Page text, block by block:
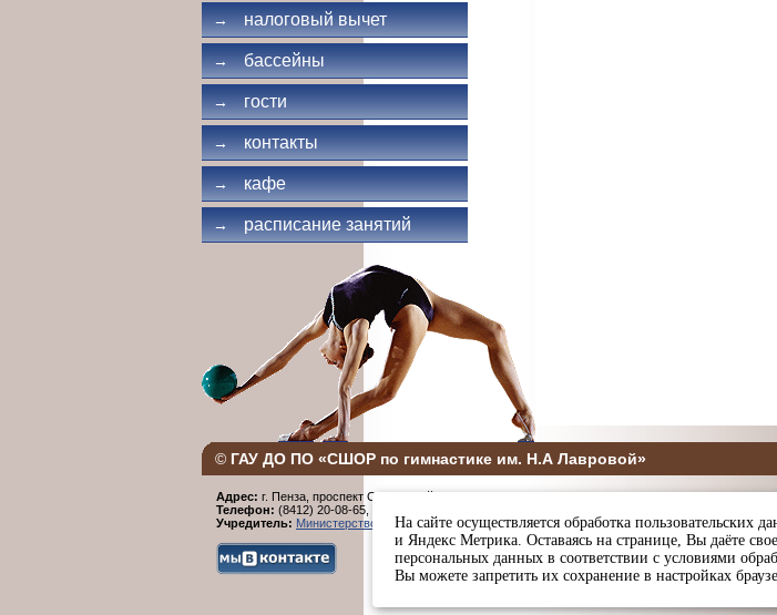
→ налоговый вычет
→ бассейны
→ гости
→ контакты
→ кафе
→ расписание занятий
© ГАУ ДО ПО «СШОР по гимнастике им. Н.А Лавровой»
Адрес: г. Пенза, проспект Строителей, 96.
Телефон: (8412) 20-08-65,
Учредитель: Министерство физической культуры и спорта Пензенской области
На сайте осуществляется обработка пользовательских
и Яндекс Метрика. Оставаясь на странице, Вы даёте
персональных данных в соответствии с условиями
Вы можете запретить их сохранение в настройках